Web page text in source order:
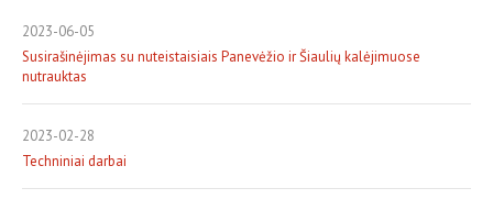
2023-06-05
Susirašinėjimas su nuteistaisiais Panevėžio ir Šiaulių kalėjimuose
nutrauktas
2023-02-28
Techniniai darbai